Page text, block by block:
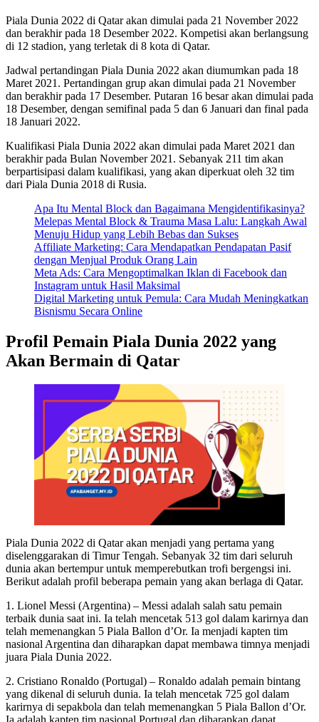
Piala Dunia 2022 di Qatar akan dimulai pada 21 November 2022
dan berakhir pada 18 Desember 2022. Kompetisi akan berlangsung
di 12 stadion, yang terletak di 8 kota di Qatar.
Jadwal pertandingan Piala Dunia 2022 akan diumumkan pada 18
Maret 2021. Pertandingan grup akan dimulai pada 21 November
dan berakhir pada 17 Desember. Putaran 16 besar akan dimulai pada
18 Desember, dengan semifinal pada 5 dan 6 Januari dan final pada
18 Januari 2022.
Kualifikasi Piala Dunia 2022 akan dimulai pada Maret 2021 dan
berakhir pada Bulan November 2021. Sebanyak 211 tim akan
berpartisipasi dalam kualifikasi, yang akan diperkuat oleh 32 tim
dari Piala Dunia 2018 di Rusia.
Apa Itu Mental Block dan Bagaimana Mengidentifikasinya?
Melepas Mental Block & Trauma Masa Lalu: Langkah Awal
Menuju Hidup yang Lebih Bebas dan Sukses
Affiliate Marketing: Cara Mendapatkan Pendapatan Pasif
dengan Menjual Produk Orang Lain
Meta Ads: Cara Mengoptimalkan Iklan di Facebook dan
Instagram untuk Hasil Maksimal
Digital Marketing untuk Pemula: Cara Mudah Meningkatkan
Bisnismu Secara Online
Profil Pemain Piala Dunia 2022 yang
Akan Bermain di Qatar
Piala Dunia 2022 di Qatar akan menjadi yang pertama yang
diselenggarakan di Timur Tengah. Sebanyak 32 tim dari seluruh
dunia akan bertempur untuk memperebutkan trofi bergengsi ini.
Berikut adalah profil beberapa pemain yang akan berlaga di Qatar.
1. Lionel Messi (Argentina) – Messi adalah salah satu pemain
terbaik dunia saat ini. Ia telah mencetak 513 gol dalam karirnya dan
telah memenangkan 5 Piala Ballon d’Or. Ia menjadi kapten tim
nasional Argentina dan diharapkan dapat membawa timnya menjadi
juara Piala Dunia 2022.
2. Cristiano Ronaldo (Portugal) – Ronaldo adalah pemain bintang
yang dikenal di seluruh dunia. Ia telah mencetak 725 gol dalam
karirnya di sepakbola dan telah memenangkan 5 Piala Ballon d’Or.